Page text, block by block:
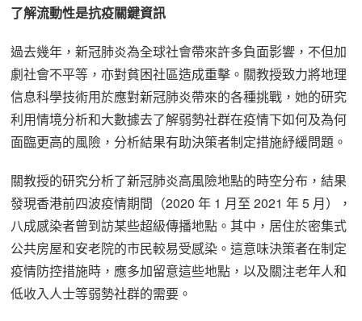
了解流動性是抗疫關鍵資訊
過去幾年，新冠肺炎為全球社會帶來許多負面影響，不但加
劇社會不平等，亦對貧困社區造成重擊。關教授致力將地理
信息科學技術用於應對新冠肺炎帶來的各種挑戰，她的研究
利用情境分析和大數據去了解弱勢社群在疫情下如何及為何
面臨更高的風險，分析結果有助決策者制定措施紓緩問題。
關教授的研究分析了新冠肺炎高風險地點的時空分布，結果
發現香港前四波疫情期間（2020 年 1 月至 2021 年 5 月），
八成感染者曾到訪某些超級傳播地點。其中，居住於密集式
公共房屋和安老院的市民較易受感染。這意味決策者在制定
疫情防控措施時，應多加留意這些地點，以及關注老年人和
低收入人士等弱勢社群的需要。